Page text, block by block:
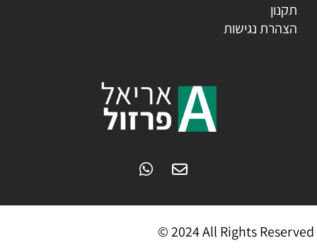
תקנון
הצהרת נגישות
© 2024 All Rights Reserved